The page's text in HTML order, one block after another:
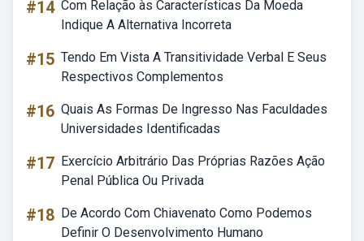
#14 Com Relação às Características Da Moeda
Indique A Alternativa Incorreta
#15 Tendo Em Vista A Transitividade Verbal E Seus
Respectivos Complementos
#16 Quais As Formas De Ingresso Nas Faculdades
Universidades Identificadas
#17 Exercício Arbitrário Das Próprias Razões Ação
Penal Pública Ou Privada
#18 De Acordo Com Chiavenato Como Podemos
Definir O Desenvolvimento Humano